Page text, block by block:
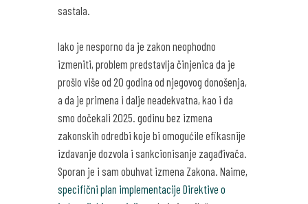
sastala.
Iako je nesporno da je zakon neophodno
izmeniti, problem predstavlja činjenica da je
prošlo više od 20 godina od njegovog donošenja,
a da je primena i dalje neadekvatna, kao i da
smo dočekali 2025. godinu bez izmena
zakonskih odredbi koje bi omogućile efikasnije
izdavanje dozvola i sankcionisanje zagađivača.
Sporan je i sam obuhvat izmena Zakona. Naime,
specifični plan implementacije Direktive o